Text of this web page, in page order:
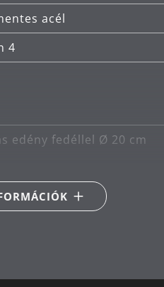
főzőlapra alkalmas,
is.
minőségű
méretben stabil,
saválló, korrózióálló
mosható.
acél
4
edény fedéllel Ø 20 cm
acél Cromargan®
kerámia-, gáz-,